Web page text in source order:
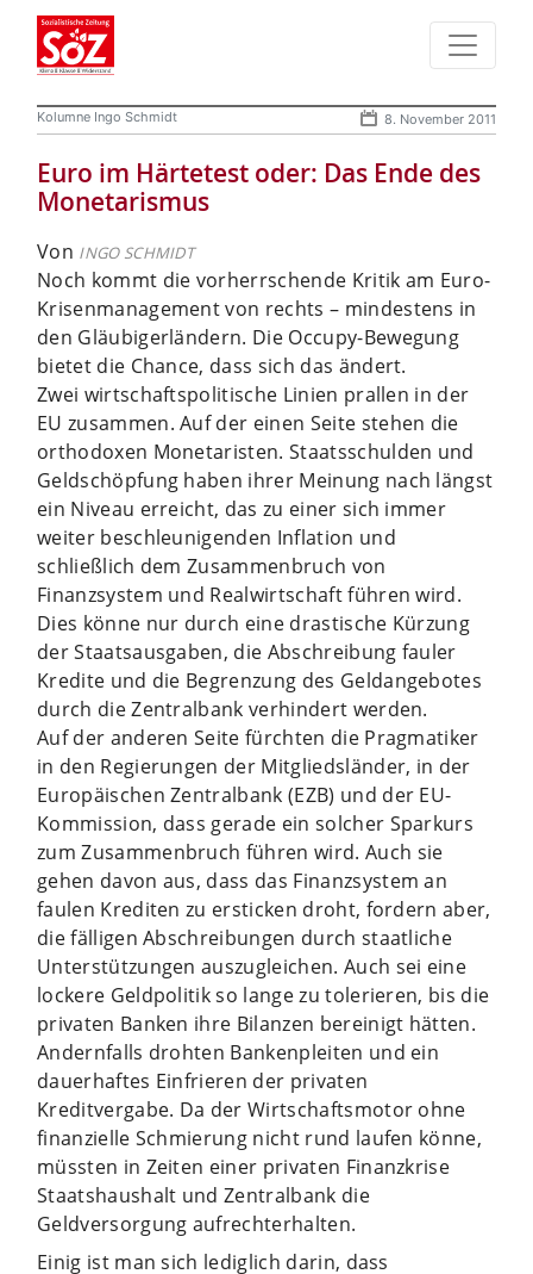
Kolumne Ingo Schmidt 8. November 2011
Euro im Härtetest oder: Das Ende des
Monetarismus
Von INGO SCHMIDT
Noch kommt die vorherrschende Kritik am Euro-
Krisenmanagement von rechts – mindestens in
den Gläubigerländern. Die Occupy-Bewegung
bietet die Chance, dass sich das ändert.
Zwei wirtschaftspolitische Linien prallen in der
EU zusammen. Auf der einen Seite stehen die
orthodoxen Monetaristen. Staatsschulden und
Geldschöpfung haben ihrer Meinung nach längst
ein Niveau erreicht, das zu einer sich immer
weiter beschleunigenden Inflation und
schließlich dem Zusammenbruch von
Finanzsystem und Realwirtschaft führen wird.
Dies könne nur durch eine drastische Kürzung
der Staatsausgaben, die Abschreibung fauler
Kredite und die Begrenzung des Geldangebotes
durch die Zentralbank verhindert werden.
Auf der anderen Seite fürchten die Pragmatiker
in den Regierungen der Mitgliedsländer, in der
Europäischen Zentralbank (EZB) und der EU-
Kommission, dass gerade ein solcher Sparkurs
zum Zusammenbruch führen wird. Auch sie
gehen davon aus, dass das Finanzsystem an
faulen Krediten zu ersticken droht, fordern aber,
die fälligen Abschreibungen durch staatliche
Unterstützungen auszugleichen. Auch sei eine
lockere Geldpolitik so lange zu tolerieren, bis die
privaten Banken ihre Bilanzen bereinigt hätten.
Andernfalls drohten Bankenpleiten und ein
dauerhaftes Einfrieren der privaten
Kreditvergabe. Da der Wirtschaftsmotor ohne
finanzielle Schmierung nicht rund laufen könne,
müssten in Zeiten einer privaten Finanzkrise
Staatshaushalt und Zentralbank die
Geldversorgung aufrechterhalten.
Einig ist man sich lediglich darin, dass